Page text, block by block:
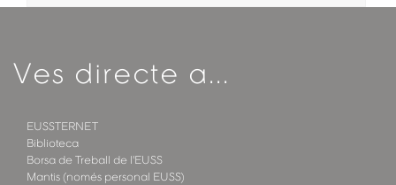
Ves directe a...
EUSSTERNET
Biblioteca
Borsa de Treball de l'EUSS
Mantis (només personal EUSS)